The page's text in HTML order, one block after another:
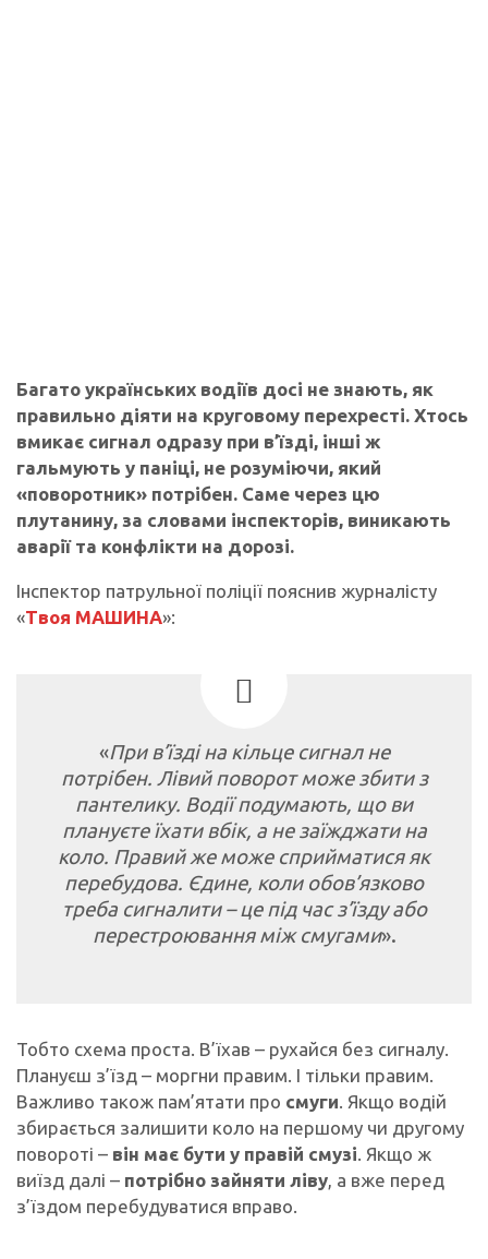
Багато українських водіїв досі не знають, як
правильно діяти на круговому перехресті. Хтось
вмикає сигнал одразу при в’їзді, інші ж
гальмують у паніці, не розуміючи, який
«поворотник» потрібен. Саме через цю
плутанину, за словами інспекторів, виникають
аварії та конфлікти на дорозі.
Інспектор патрульної поліції пояснив журналісту
«Твоя МАШИНА»:
«При в’їзді на кільце сигнал не
потрібен. Лівий поворот може збити з
пантелику. Водії подумають, що ви
плануєте їхати вбік, а не заїжджати на
коло. Правий же може сприйматися як
перебудова. Єдине, коли обов’язково
треба сигналити – це під час з’їзду або
перестроювання між смугами».
Тобто схема проста. В’їхав – рухайся без сигналу.
Плануєш з’їзд – моргни правим. І тільки правим.
Важливо також пам’ятати про смуги. Якщо водій
збирається залишити коло на першому чи другому
повороті – він має бути у правій смузі. Якщо ж
виїзд далі – потрібно зайняти ліву, а вже перед
з’їздом перебудуватися вправо.